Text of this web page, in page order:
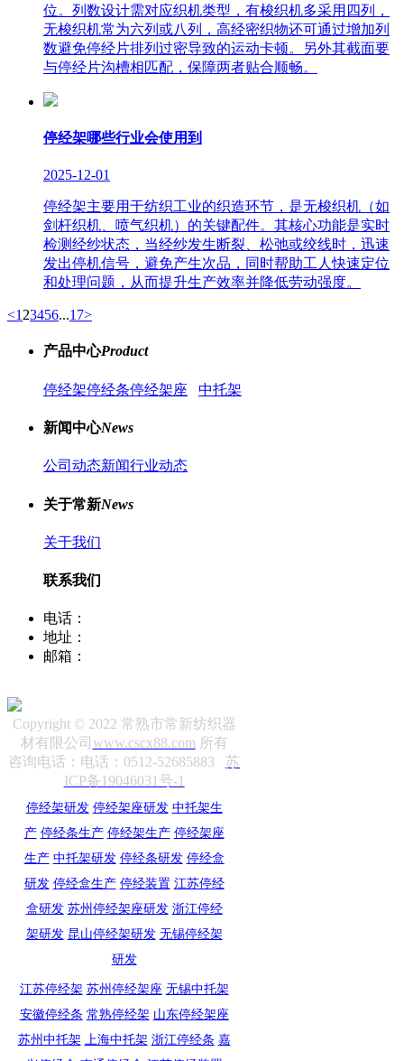
位。列数设计需对应织机类型，有梭织机多采用四列，
无梭织机常为六列或八列，高经密织物还可通过增加列
数避免停经片排列过密导致的运动卡顿。另外其截面要
与停经片沟槽相匹配，保障两者贴合顺畅。
停经架哪些行业会使用到
2025-12-01
停经架主要用于纺织工业的织造环节，是无梭织机（如
剑杆织机、喷气织机）的关键配件。其核心功能是实时
检测经纱状态，当经纱发生断裂、松弛或绞线时，迅速
发出停机信号，避免产生次品，同时帮助工人快速定位
和处理问题，从而提升生产效率并降低劳动强度。
<1 23456...17>
产品中心Product
停经架停经条停经架座 中托架
新闻中心News
公司动态新闻行业动态
关于常新News
关于我们
联系我们
电话：
地址：
邮箱：
Copyright © 2022 常熟市常新纺织器
材有限公司 www.cscx88.com 所有
咨询电话：电话：0512-52685883苏
ICP备19046031号-1
停经架研发 停经架座研发 中托架生
产 停经条生产 停经架生产 停经架座
生产 中托架研发 停经条研发 停经盒
研发 停经盒生产 停经装置 江苏停经
盒研发 苏州停经架座研发 浙江停经
架研发 昆山停经架研发 无锡停经架
研发
江苏停经架 苏州停经架座 无锡中托架
安徽停经条 常熟停经架 山东停经架座
苏州中托架 上海中托架 浙江停经条 嘉